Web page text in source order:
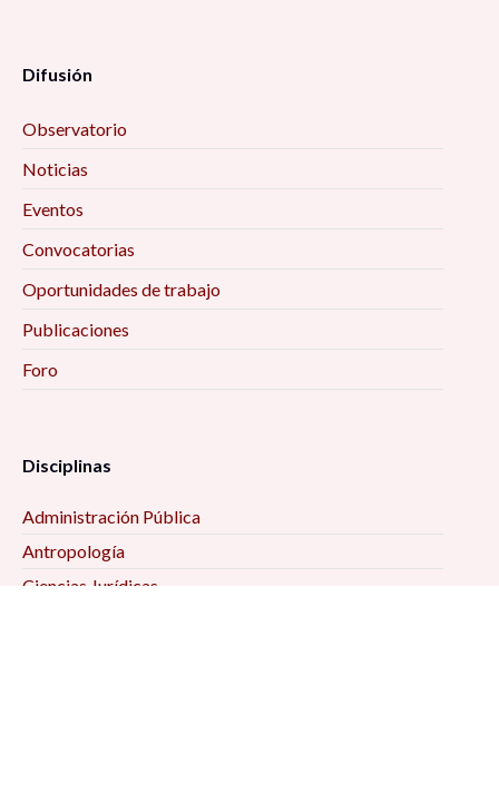
Difusión
Observatorio
Noticias
Eventos
Convocatorias
Oportunidades de trabajo
Publicaciones
Foro
Disciplinas
Administración Pública
Antropología
Ciencias Jurídicas